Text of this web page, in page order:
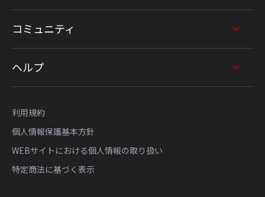
コミュニティ
ヘルプ
利用規約
個人情報保護基本方針
WEBサイトにおける個人情報の取り扱い
特定商法に基づく表示